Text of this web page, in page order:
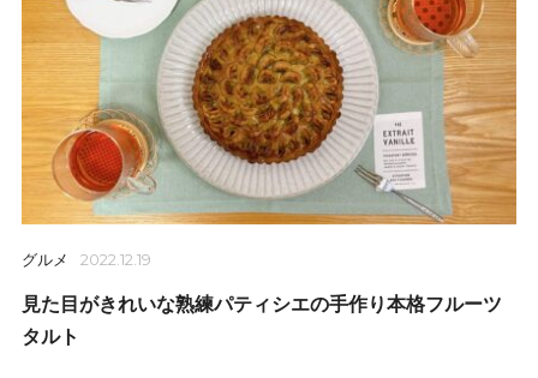
グルメ 2022.12.19
見た目がきれいな熟練パティシエの手作り本格フルーツ
タルト